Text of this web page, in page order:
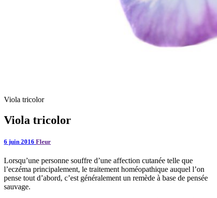
Viola tricolor
Viola tricolor
6 juin 2016 Fleur
Lorsqu’une personne souffre d’une affection cutanée telle que
l’eczéma principalement, le traitement homéopathique auquel l’on
pense tout d’abord, c’est généralement un remède à base de pensée
sauvage.